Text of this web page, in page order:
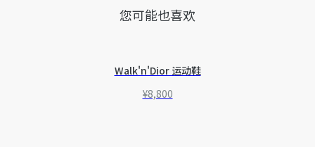
您可能也喜欢
Walk'n'Dior 运动鞋
¥8,800